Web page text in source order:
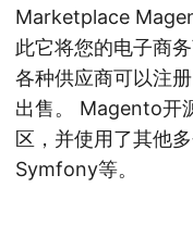
Marketplace
此它将您的电子商
各种供应商可以注
出售。 Magento开
区，并使用了其他
Symfony等。